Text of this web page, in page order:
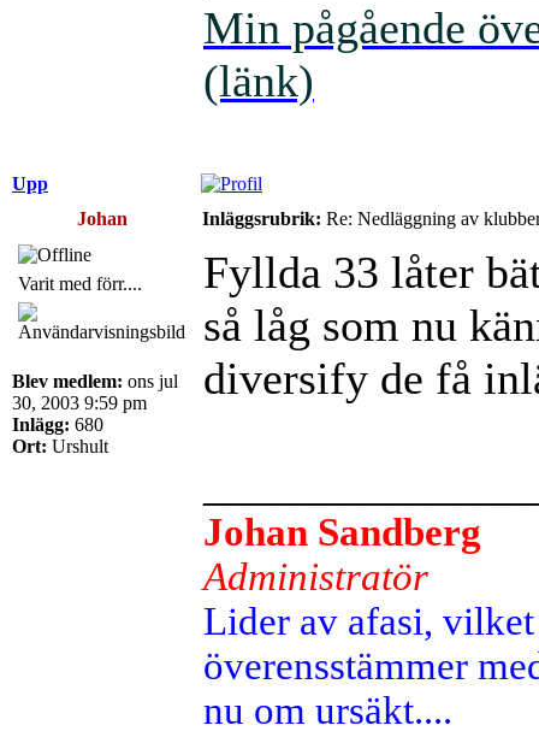
Min pågående
(länk)
Upp
Johan
Inläggsrubrik: Re: Nedläggning av
Varit med förr....
Blev medlem: ons jul
30, 2003 9:59 pm
Inlägg: 680
Ort: Urshult
Fyllda 33 låter
så låg som nu
diversify de få
Johan Sandberg
Administratör
Lider av afasi,
överensstämmer
nu om ursäkt....